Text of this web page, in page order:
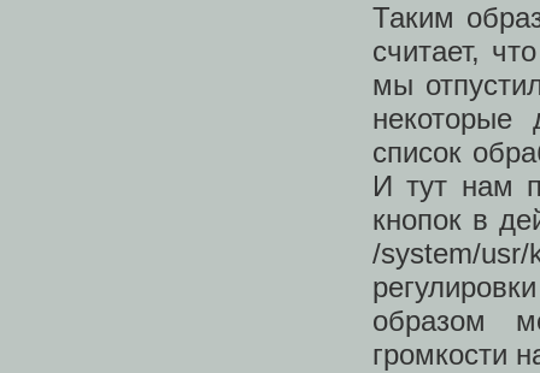
Таким
считает,
мы
список
И тут нам
кнопок в
/system/usr/
образом
громкости